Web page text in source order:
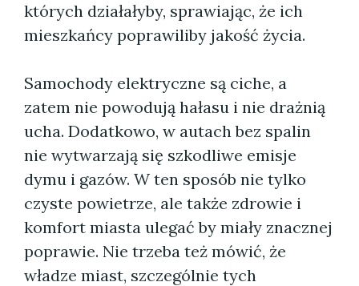
których działałyby, sprawiając, że ich
mieszkańcy poprawiliby jakość życia.
Samochody elektryczne są ciche, a
zatem nie powodują hałasu i nie drażnią
ucha. Dodatkowo, w autach bez spalin
nie wytwarzają się szkodliwe emisje
dymu i gazów. W ten sposób nie tylko
czyste powietrze, ale także zdrowie i
komfort miasta ulegać by miały znacznej
poprawie. Nie trzeba też mówić, że
władze miast, szczególnie tych